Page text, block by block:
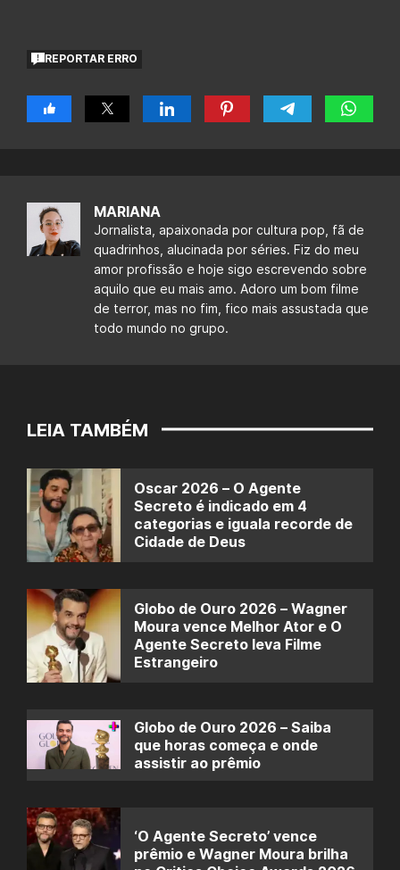
REPORTAR ERRO
MARIANA
Jornalista, apaixonada por cultura pop, fã de
quadrinhos, alucinada por séries. Fiz do meu
amor profissão e hoje sigo escrevendo sobre
aquilo que eu mais amo. Adoro um bom filme
de terror, mas no fim, fico mais assustada que
todo mundo no grupo.
LEIA TAMBÉM
Oscar 2026 – O Agente
Secreto é indicado em 4
categorias e iguala recorde de
Cidade de Deus
Globo de Ouro 2026 – Wagner
Moura vence Melhor Ator e O
Agente Secreto leva Filme
Estrangeiro
Globo de Ouro 2026 – Saiba
que horas começa e onde
assistir ao prêmio
‘O Agente Secreto’ vence
prêmio e Wagner Moura brilha